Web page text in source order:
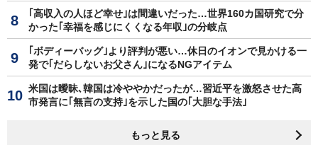
｢高収入の人ほど幸せ｣は間違いだった…世界160カ国研究で分
かった｢幸福を感じにくくなる年収｣の分岐点
｢ボディーバッグ｣より評判が悪い…休日のイオンで見かける一
発で｢だらしないお父さん｣になるNGアイテム
米国は曖昧､韓国は冷ややかだったが…習近平を激怒させた高
市発言に｢無言の支持｣を示した国の｢大胆な手法｣
もっと見る